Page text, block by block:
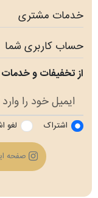
خدمات مشتری
حساب کاربری شما
از تخفیفات و
اشتراک لغو
صفحه